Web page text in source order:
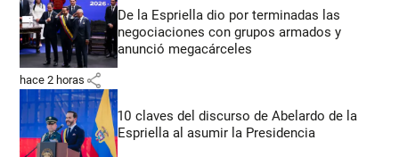
De la Espriella dio por terminadas las
negociaciones con grupos armados y
anunció megacárceles
hace 2 horas share
10 claves del discurso de Abelardo de la
Espriella al asumir la Presidencia